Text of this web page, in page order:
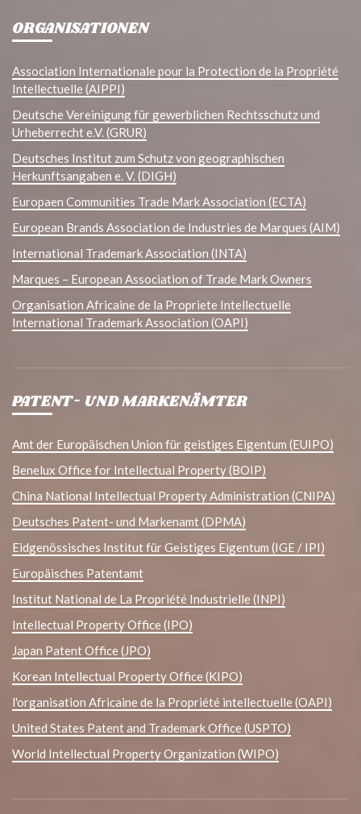
ORGANISATIONEN
Association Internationale pour la Protection de la Propriété
Intellectuelle (AIPPI)
Deutsche Vereinigung für gewerblichen Rechtsschutz und
Urheberrecht e.V. (GRUR)
Deutsches Institut zum Schutz von geographischen
Herkunftsangaben e. V. (DIGH)
Europaen Communities Trade Mark Association (ECTA)
European Brands Association de Industries de Marques (AIM)
International Trademark Association (INTA)
Marques – European Association of Trade Mark Owners
Organisation Africaine de la Propriete Intellectuelle
International Trademark Association (OAPI)
PATENT- UND MARKENÄMTER
Amt der Europäischen Union für geistiges Eigentum (EUIPO)
Benelux Office for Intellectual Property (BOIP)
China National Intellectual Property Administration (CNIPA)
Deutsches Patent- und Markenamt (DPMA)
Eidgenössisches Institut für Geistiges Eigentum (IGE / IPI)
Europäisches Patentamt
Institut National de La Propriété Industrielle (INPI)
Intellectual Property Office (IPO)
Japan Patent Office (JPO)
Korean Intellectual Property Office (KIPO)
l'organisation Africaine de la Propriété intellectuelle (OAPI)
United States Patent and Trademark Office (USPTO)
World Intellectual Property Organization (WIPO)